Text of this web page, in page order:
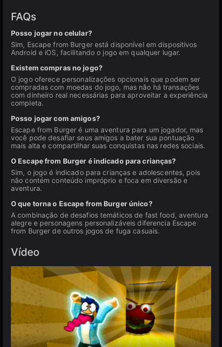
FAQs
Posso jogar no celular?
Sim, Escape from Burger está disponível em dispositivos
Android e iOS, facilitando o jogo em qualquer lugar.
Existem compras no jogo?
O jogo oferece personalizações opcionais que podem ser
compradas com moedas do jogo, mas não há transações
com dinheiro real necessárias para aproveitar a experiência
completa.
Posso jogar com amigos?
Escape from Burger é uma aventura para um jogador, mas
você pode desafiar seus amigos a bater sua pontuação
mais alta e compartilhar suas conquistas nas redes sociais.
O Escape from Burger é indicado para crianças?
Sim, o jogo é indicado para crianças e adolescentes, pois
não contém conteúdo impróprio e foca em diversão e
aventura.
O que torna o Escape from Burger único?
A combinação de desafios temáticos de fast food, aventura
alegre e personagens personalizáveis diferencia Escape
from Burger de outros jogos de fuga casuais.
Vídeo